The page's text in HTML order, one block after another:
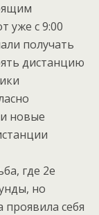
уже с 9:00
получать
дистанцию
новые
где 2е
но
себя